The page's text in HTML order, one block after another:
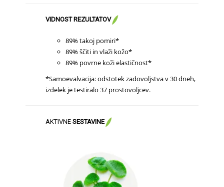
VIDNOST REZULTATOV
89% takoj pomiri*
89% ščiti in vlaži kožo*
89% povrne koži elastičnost*
*Samoevalvacija: odstotek zadovoljstva v 30 dneh,
izdelek je testiralo 37 prostovoljcev.
AKTIVNE SESTAVINE